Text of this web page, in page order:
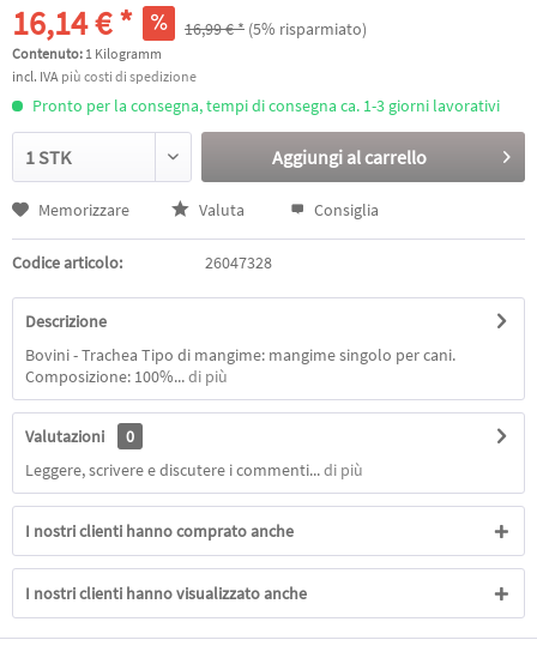
16,14 € * 16,99 € * (5% risparmiato)
Contenuto: 1 Kilogramm
incl. IVA più costi di spedizione
Pronto per la consegna, tempi di consegna ca. 1-3 giorni lavorativi
Aggiungi alcarrello
Memorizzare Valuta Consiglia
Codice articolo: 26047328
Descrizione
Bovini - Trachea Tipo di mangime: mangime singolo per cani.
Composizione: 100%...di più
Valutazioni
0
Leggere, scrivere e discutere i commenti...di più
I nostri clienti hanno comprato anche
I nostri clienti hanno visualizzato anche